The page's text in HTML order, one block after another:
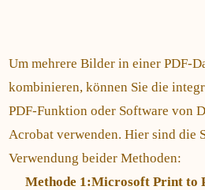
Um mehrere Bilder in einer PDF-
kombinieren, können Sie die
PDF-Funktion oder Software von
Acrobat verwenden. Hier sind die
Verwendung beider Methoden:
Methode 1:Microsoft Print to